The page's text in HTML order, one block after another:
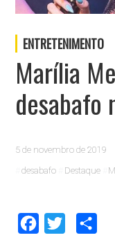
ENTRETENIMENTO
Marília
desabafo
5 de novembro de 2019
desabafo
Destaque
Facebook Twitter